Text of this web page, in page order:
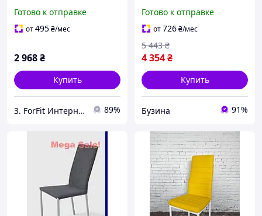
практичной организации
пространства
Готово к отправке
от495₴/мес
2 968₴
Купить
3. ForFit Интернет-магазин спортивных товаров 89%
Готово к отправке
от726₴/мес
4 354₴
5 443 ₴
Купить
Бузина 91%